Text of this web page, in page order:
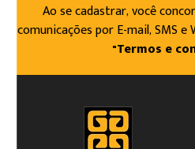
Ao se cadastrar, você
comunicações por E-mail, SMS
"Termos e